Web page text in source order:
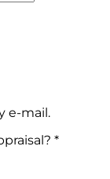
e-mail.
*